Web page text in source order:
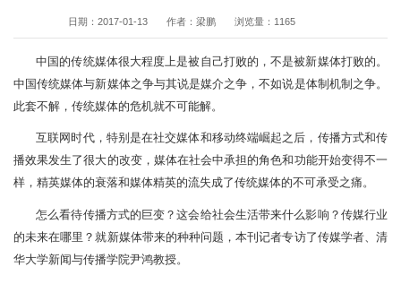
日期：2017-01-13 作者：梁鹏 浏览量： 1165
中国的传统媒体很大程度上是被自己打败的，不是被新媒体打败的。
中国传统媒体与新媒体之争与其说是媒介之争，不如说是体制机制之争。
此套不解，传统媒体的危机就不可能解。
互联网时代，特别是在社交媒体和移动终端崛起之后，传播方式和传
播效果发生了很大的改变，媒体在社会中承担的角色和功能开始变得不一
样，精英媒体的衰落和媒体精英的流失成了传统媒体的不可承受之痛。
怎么看待传播方式的巨变？这会给社会生活带来什么影响？传媒行业
的未来在哪里？就新媒体带来的种种问题，本刊记者专访了传媒学者、清
华大学新闻与传播学院尹鸿教授。